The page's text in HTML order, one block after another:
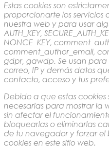
Estas cookies son
proporcionarte los servicios
nuestra web y para usar
AUTH_KEY,
NONCE_KEY,
comment_author_email,
gdpr, gawdp. Se usan
correo, IP y demás datos
contacto, acceso y tus
Debido a que estas cookies
necesarias para mostrar la
sin afectar el
bloquearlas o eliminarlas
de tu navegador y forzar el
cookies en este sitio web.